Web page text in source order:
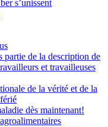
s’unissent
partie de la description de
et travailleuses
de la vérité et de la
dès maintenant!